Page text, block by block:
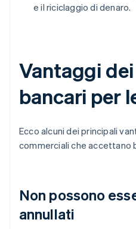
e il riciclaggio di denaro.
Vantaggi
bancari per
Ecco alcuni dei principali
commerciali che accettano
Non possono
annullati